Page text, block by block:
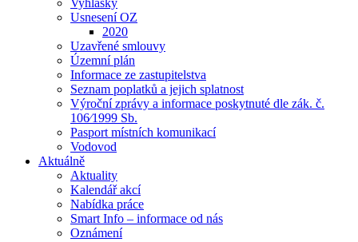
Vyhlášky
Usnesení OZ
2020
Uzavřené smlouvy
Územní plán
Informace ze zastupitelstva
Seznam poplatků a jejich splatnost
Výroční zprávy a informace poskytnuté dle zák. č.
106⁄1999 Sb.
Pasport místních komunikací
Vodovod
Aktuálně
Aktuality
Kalendář akcí
Nabídka práce
Smart Info – informace od nás
Oznámení